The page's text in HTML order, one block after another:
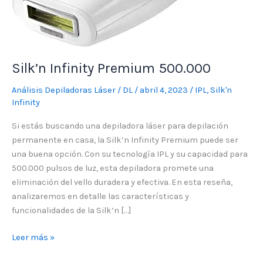
Silk’n Infinity Premium 500.000
Análisis Depiladoras Láser / DL / abril 4, 2023 / IPL,Silk'n
Infinity
Si estás buscando una depiladora láser para depilación
permanente en casa, la Silk’n Infinity Premium puede ser
una buena opción. Con su tecnología IPL y su capacidad para
500.000 pulsos de luz, esta depiladora promete una
eliminación del vello duradera y efectiva. En esta reseña,
analizaremos en detalle las características y
funcionalidades de la Silk’n […]
Leer más »